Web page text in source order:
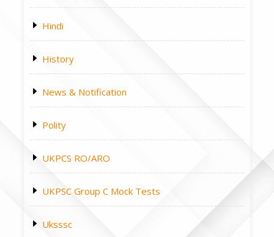
Hindi
History
News & Notification
Polity
UKPCS RO/ARO
UKPSC Group C Mock Tests
Uksssc